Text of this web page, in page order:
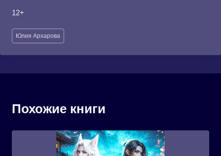
12+
Метки
записи:
Юлия Архарова
Похожие книги